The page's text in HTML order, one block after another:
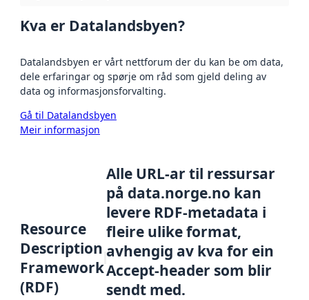
Kva er Datalandsbyen?
Datalandsbyen er vårt nettforum der du kan be om data,
dele erfaringar og spørje om råd som gjeld deling av
data og informasjonsforvalting.
Gå til Datalandsbyen
Meir informasjon
Resource
Description
Framework
(RDF)
Alle URL-ar til ressursar
på data.norge.no kan
levere RDF-metadata i
fleire ulike format,
avhengig av kva for ein
Accept-header som blir
sendt med.